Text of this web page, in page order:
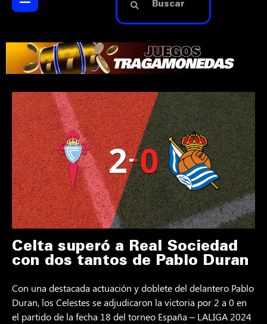
Celta superó a Real Sociedad
con dos tantos de Pablo Duran
Con una destacada actuación y doblete del delantero Pablo
Duran, los Celestes se adjudicaron la victoria por 2 a 0 en
el partido de la fecha 18 del torneo España – LALIGA 2024